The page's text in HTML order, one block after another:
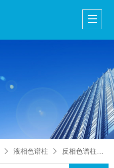
液相色谱柱 反相色谱柱